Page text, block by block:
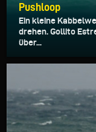
Pushloop
Ein kleine
drehen. Gollito
über...